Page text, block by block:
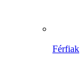
Férfiak